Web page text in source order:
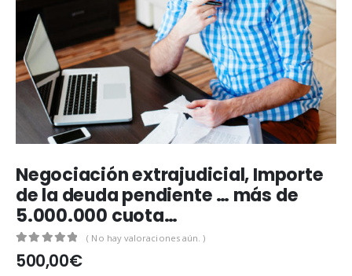
Negociación extrajudicial, Importe
de la deuda pendiente … más de
5.000.000 cuota…
0out of 5
( No hay valoraciones aún. )
500,00€